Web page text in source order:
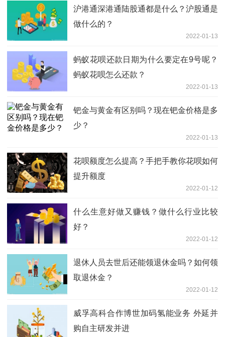
沪港通深港通陆股通都是什么？沪股通是
做什么的？
2022-01-13
蚂蚁花呗还款日期为什么要定在9号呢？
蚂蚁花呗怎么还款？
2022-01-13
钯金与黄金有区别吗？现在钯金价格是多
少？
2022-01-13
花呗额度怎么提高？手把手教你花呗如何
提升额度
2022-01-12
什么生意好做又赚钱？做什么行业比较
好？
2022-01-12
退休人员去世后还能领退休金吗？如何领
取退休金？
2022-01-12
威孚高科合作博世加码氢能业务 外延并
购自主研发并进